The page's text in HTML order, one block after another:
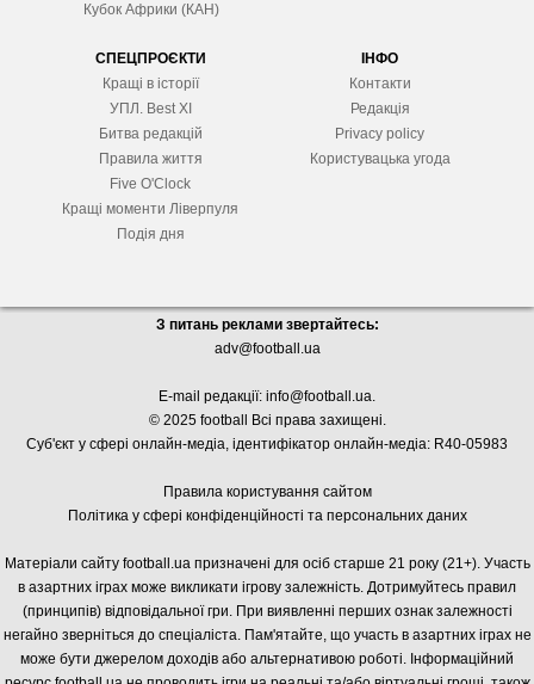
Кубок Африки (КАН)
СПЕЦПРОЄКТИ
Кращі в історії
УПЛ. Best XІ
Битва редакцій
Правила життя
Five O'Clock
Кращі моменти Ліверпуля
Подія дня
ІНФО
Контакти
Редакція
Privacy policy
Користувацька угода
З питань реклами звертайтесь:
adv@football.ua
E-mail редакції: info@football.ua.
© 2025 football Всі права захищені.
Суб'єкт у сфері онлайн-медіа, ідентифікатор онлайн-медіа: R40-05983
Правила користування сайтом
Політика у сфері конфіденційності та персональних даних
Матеріали сайту football.ua призначені для осіб старше 21 року (21+). Участь
в азартних іграх може викликати ігрову залежність. Дотримуйтесь правил
(принципів) відповідальної гри. При виявленні перших ознак залежності
негайно зверніться до спеціаліста. Пам'ятайте, що участь в азартних іграх не
може бути джерелом доходів або альтернативою роботі. Інформаційний